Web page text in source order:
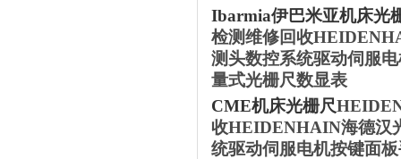
Ibarmia‌伊巴米亚机床光
检测维修回收
测头数控系统驱动伺服
量式光栅尺数显表
‌CME‌机床光栅尺
收HEIDENHAIN海德汉
统驱动伺服电机按键面